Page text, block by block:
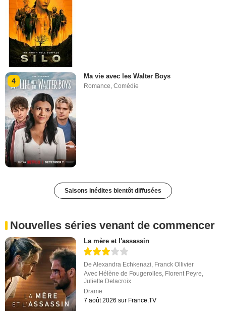
4
Ma vie avec les Walter Boys
Romance,Comédie
Saisons inédites bientôt diffusées
Nouvelles séries venant de commencer
La mère et l'assassin
DeAlexandra Echkenazi, Franck Ollivier
Avec Hélène de Fougerolles, Florent Peyre,
Juliette Delacroix
Drame
7 août 2026 sur France.TV